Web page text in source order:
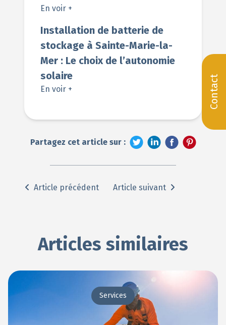
Contact
En voir +
Installation de batterie de
stockage à Sainte-Marie-la-
Mer : Le choix de l’autonomie
solaire
En voir +
Partagez cet article sur :
Article précédent Article suivant
Articles similaires
Services